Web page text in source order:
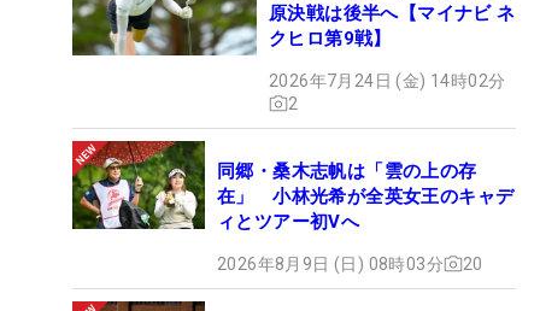
原決戦は後半へ【マイナビ ネ
クヒロ第9戦】
2026年7月24日 (金) 14時02分
2
同郷・桑木志帆は「雲の上の存
在」 小林光希が全英女王のキャデ
ィとツアー初Vへ
2026年8月9日 (日) 08時03分 20